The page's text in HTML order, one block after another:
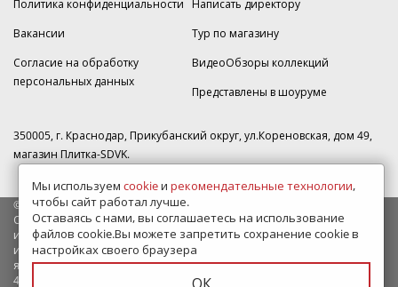
Политика конфиденциальности
Вакансии
Согласие на обработку
персональных данных
Написать директору
Тур по магазину
ВидеоОбзоры коллекций
Представлены в шоуруме
350005, г. Краснодар, Прикубанский округ, ул.Кореновская, дом 49,
магазин Плитка-SDVK.
© 2009—2026 г. Все права защищены
Обращаем Ваше внимание на то, что данный интернет-сайт носит
исключительно информационный характер и ни при каких условиях
информационные материалы и цены, размещенные на сайте, не
являются публичной офертой, определяемой положениями Статьи
437 Гражданского кодекса РФ.
Мы используем cookieи рекомендательные технологии,
чтобы сайт работал лучше.
Оставаясь с нами, вы соглашаетесь на использование
файлов cookie.Вы можете запретить сохранение cookie в
настройках своего браузера